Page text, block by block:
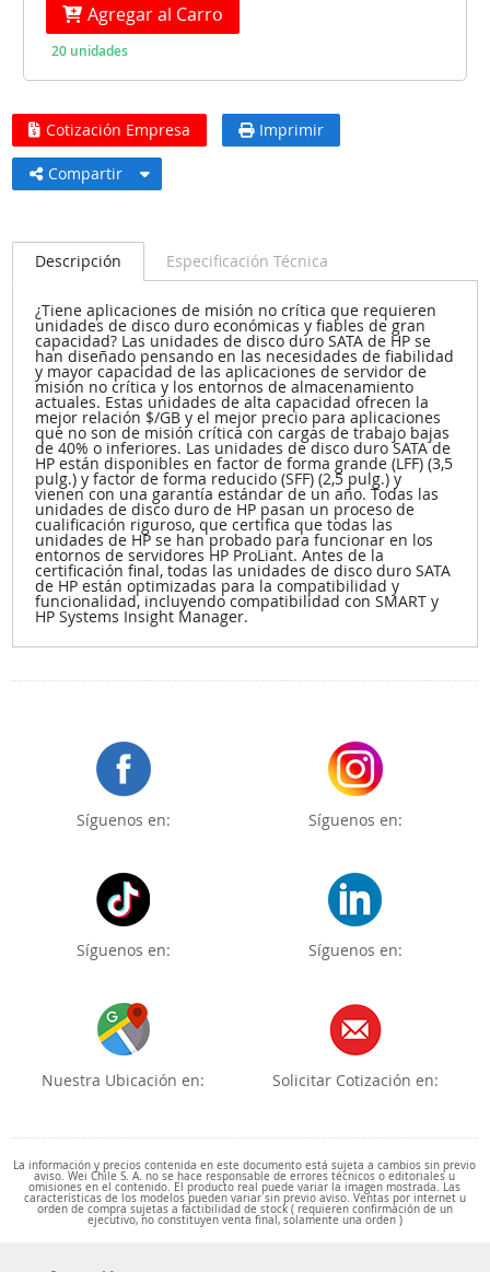
Agregar al Carro
20 unidades
Cotización Empresa Imprimir
Compartir
Descripción Especificación Técnica
¿Tiene aplicaciones de misión no crítica que requieren
unidades de disco duro económicas y fiables de gran
capacidad? Las unidades de disco duro SATA de HP se
han diseñado pensando en las necesidades de fiabilidad
y mayor capacidad de las aplicaciones de servidor de
misión no crítica y los entornos de almacenamiento
actuales. Estas unidades de alta capacidad ofrecen la
mejor relación $/GB y el mejor precio para aplicaciones
que no son de misión crítica con cargas de trabajo bajas
de 40% o inferiores. Las unidades de disco duro SATA de
HP están disponibles en factor de forma grande (LFF) (3,5
pulg.) y factor de forma reducido (SFF) (2,5 pulg.) y
vienen con una garantía estándar de un año. Todas las
unidades de disco duro de HP pasan un proceso de
cualificación riguroso, que certifica que todas las
unidades de HP se han probado para funcionar en los
entornos de servidores HP ProLiant. Antes de la
certificación final, todas las unidades de disco duro SATA
de HP están optimizadas para la compatibilidad y
funcionalidad, incluyendo compatibilidad con SMART y
HP Systems Insight Manager.
Síguenos en: Síguenos en:
Síguenos en: Síguenos en:
Nuestra Ubicación en: Solicitar Cotización en:
La información y precios contenida en este documento está sujeta a cambios sin previo
aviso. Wei Chile S. A. no se hace responsable de errores técnicos o editoriales u
omisiones en el contenido. El producto real puede variar la imagen mostrada. Las
características de los modelos pueden variar sin previo aviso. Ventas por internet u
orden de compra sujetas a factibilidad de stock ( requieren confirmación de un
ejecutivo, no constituyen venta final, solamente una orden )